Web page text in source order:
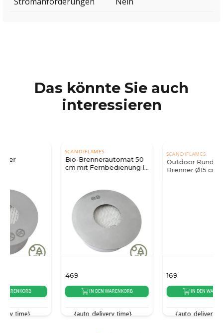
Das könnte Sie auch
interessieren
Bio-Brennerautomat 50
cm mit Fernbedienung I
IN DEN WARENKORB
{auto_delivery_time}
Outdoor Runder 1 Liter
Brenner Ø15 cm
IN DEN WARENKORB
{auto_delivery_time}